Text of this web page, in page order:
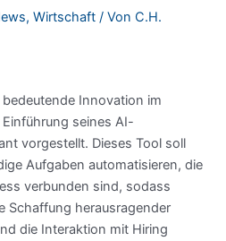
,Wirtschaft / VonC.H.
Innovation im
seines AI-
vorgestellt. Dieses Tool soll
Aufgaben automatisieren, die
verbunden sind, sodass
Schaffung herausragender
die Interaktion mit Hiring